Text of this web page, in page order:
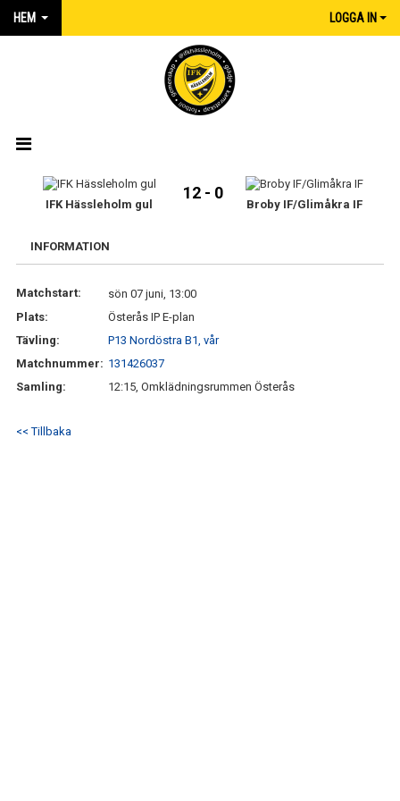
HEM LOGGA IN
KALENDER
IFK:AREN
KLUBBSHOP INTERSPORT
IFK Hässleholm gul
12 - 0
Broby IF/Glimåkra IF
INFORMATION
Matchstart:
sön 07 juni, 13:00
Plats:
Österås IP E-plan
Tävling:
P13 Nordöstra B1, vår
Matchnummer: 131426037
Samling:
12:15, Omklädningsrummen Österås
<< Tillbaka